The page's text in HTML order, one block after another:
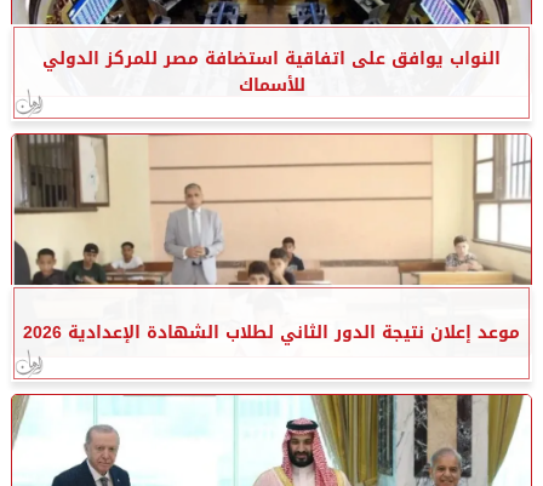
النواب يوافق على اتفاقية استضافة مصر للمركز الدولي
للأسماك
موعد إعلان نتيجة الدور الثاني لطلاب الشهادة الإعدادية 2026